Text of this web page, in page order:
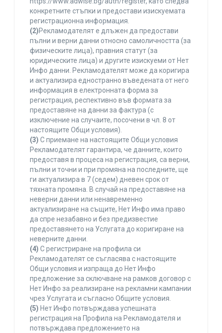
конкретните стъпки и предостави изискуемата
регистрационна информация.
(2)Рекламодателят е длъжен да предостави
пълни и верни данни относно самоличността (за
физическите лица), правния статут (за
юридическите лица) и другите изискуеми от Нет
Инфо данни. Рекламодателят може да коригира
и актуализира едностранно въведената от него
информация в електронната форма за
регистрация, респективно във формата за
предоставяне на данни за фактура (с
изключение на случаите, посочени в чл. 8 от
настоящите Общи условия).
(3) С приемане на настоящите Общи условия
Рекламодателят гарантира, че данните, които
предоставя в процеса на регистрация, са верни,
пълни и точни и при промяна на последните, ще
ги актуализира в 7 (седем) дневен срок от
тяхната промяна. В случай на предоставяне на
неверни данни или ненавременно
актуализиране на същите, Нет Инфо има право
да спре незабавно и без предизвестие
предоставянето на Услугата до коригиране на
неверните данни.
(4) С регистриране на профила си
Рекламодателят се съгласява с настоящите
Общи условия и изпраща до Нет Инфо
предложение за сключване на рамков договор с
Нет Инфо за реализиране на рекламни кампании
чрез Услугата и съгласно Общите условия.
(5) Нет Инфо потвърждава успешната
регистрация на Профила на Рекламодателя и
потвърждава предложението на